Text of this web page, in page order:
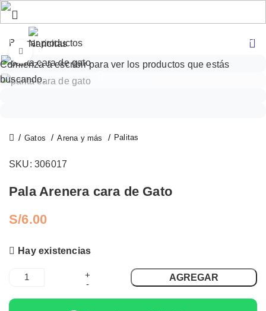
0.00
Gatos Arena y más Palitas
SKU: 306017
Pala Arenera cara de Gato
S/
Hay existencias
AGREGAR
Comienza a escribir para ver los productos que estás
buscando.